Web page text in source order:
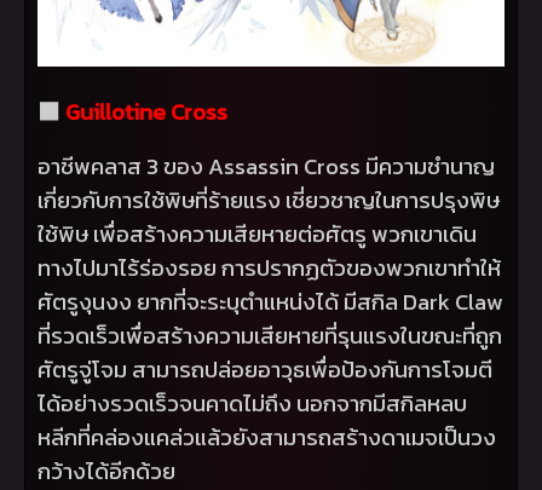
⬛ Guillotine Cross
อาชีพคลาส 3 ของ Assassin Cross มีความชำนาญ
เกี่ยวกับการใช้พิษที่ร้ายแรง เชี่ยวชาญในการปรุงพิษ
ใช้พิษ เพื่อสร้างความเสียหายต่อศัตรู พวกเขาเดิน
ทางไปมาไร้ร่องรอย การปรากฏตัวของพวกเขาทำให้
ศัตรูงุนงง ยากที่จะระบุตำแหน่งได้ มีสกิล Dark Claw
ที่รวดเร็วเพื่อสร้างความเสียหายที่รุนแรงในขณะที่ถูก
ศัตรูจู่โจม สามารถปล่อยอาวุธเพื่อป้องกันการโจมตี
ได้อย่างรวดเร็วจนคาดไม่ถึง นอกจากมีสกิลหลบ
หลีกที่คล่องแคล่วแล้วยังสามารถสร้างดาเมจเป็นวง
กว้างได้อีกด้วย